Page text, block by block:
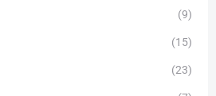
(9)
(15)
(23)